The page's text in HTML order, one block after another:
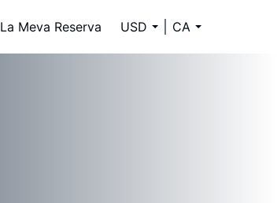
La Meva Reserva USD CA